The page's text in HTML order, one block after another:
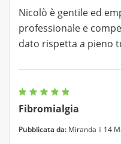
Nicolò è gentile ed
professionale e
dato rispetta a pieno
Fibromialgia
Pubblicata da: Miranda il 14